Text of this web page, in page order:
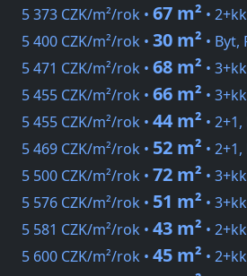
5 373 CZK/m²/rok • 67 m² •
5 400 CZK/m²/rok • 30 m² • Byt,
5 471 CZK/m²/rok • 68 m² •
5 455 CZK/m²/rok • 66 m² •
5 455 CZK/m²/rok • 44 m² •
5 469 CZK/m²/rok • 52 m² •
5 500 CZK/m²/rok • 72 m² •
5 576 CZK/m²/rok • 51 m² •
5 581 CZK/m²/rok • 43 m² •
5 600 CZK/m²/rok • 45 m² •